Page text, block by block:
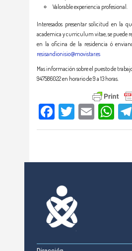
Valorable experiencia profesional.
Interesados presentar solicitud en la
academica y curriculum vitae, se puede
en la oficina de la residencia ó
resisandionisio@movistar.es
Mas información sobre el puesto de
947586022 en horario de 9 a 13 horas.
Facebook
TwitterEmail